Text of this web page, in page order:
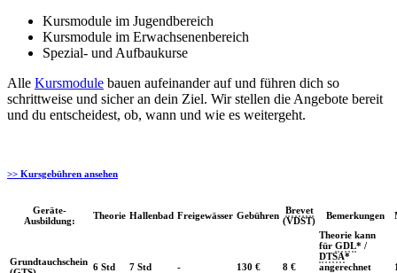
Kursmodule im Jugendbereich
Kursmodule im Erwachsenenbereich
Spezial- und Aufbaukurse
Alle Kursmodule bauen aufeinander auf und führen dich so
schrittweise und sicher an dein Ziel. Wir stellen die Angebote bereit
und du entscheidest, ob, wann und wie es weitergeht.
>> Kursgebühren ansehen
Geräte-
Ausbildung:
Theorie Hallenbad Freigewässer Gebühren Brevet
(VDST)
Bemerkungen
Grundtauchschein 6 Std 7 Std - 130 € 8 €
Theorie kann
für GDL* /
DTSA*
angerechnet